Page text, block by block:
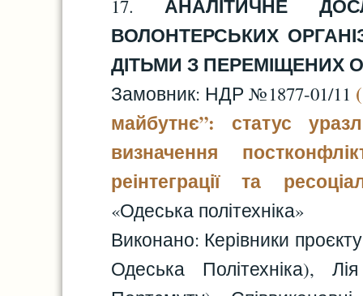
17.
ВОЛОНТЕРСЬКИХ
ДІТЬМИ З ПЕРЕМІЩЕНИХ
Замовник: НДР №1877-01/11
майбутнє”: статус
визначення
реінтеграції та
«Одеська політехніка»
Виконано: Керівники
Одеська Політехніка),